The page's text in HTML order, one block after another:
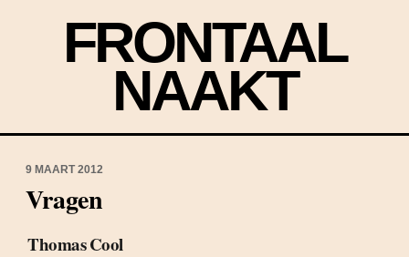
FRONTAAL
NAAKT
9 MAART 2012
Vragen
Thomas Cool